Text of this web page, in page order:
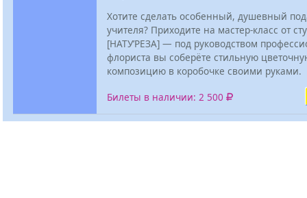
Хотите сделать особенный, душевный
учителя? Приходите на мастер‑класс от
[НАТУ’РЕЗА] — под руководством
флориста вы соберёте стильную
композицию в коробочке своими руками.
Билеты в наличии: 2 500